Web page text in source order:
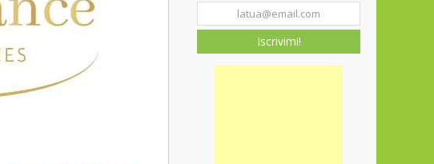
Iscrivimi!